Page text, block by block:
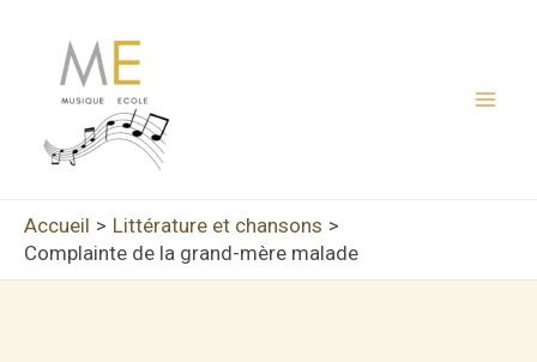
contenu
Accueil
Littérature et chansons
Complainte de la grand-mère malade